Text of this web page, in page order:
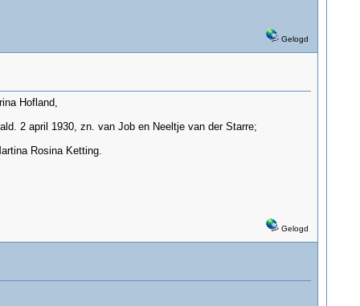
Gelogd
Hofland,
2 april 1930, zn. van Job en Neeltje van der Starre;
Rosina Ketting.
Gelogd